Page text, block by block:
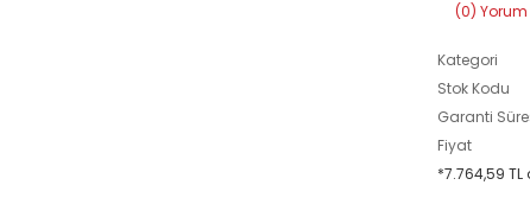
(0) Yorum
Kategori
Stok Kodu
Garanti
Fiyat
*7.764,59